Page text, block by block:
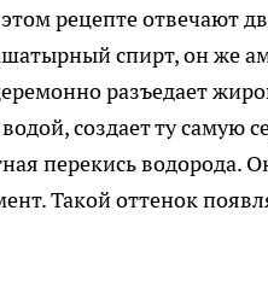
рецепте отвечают
спирт, он же
разъедает
создает ту самую
перекись водорода.
Такой оттенок